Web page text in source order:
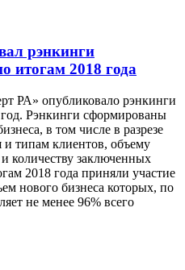
рэнкинги
итогам 2018 года
РА» опубликовало рэнкинги
Рэнкинги сформированы
в том числе в разрезе
и типам клиентов, объему
количеству заключенных
2018 года приняли участие
нового бизнеса которых, по
не менее 96% всего